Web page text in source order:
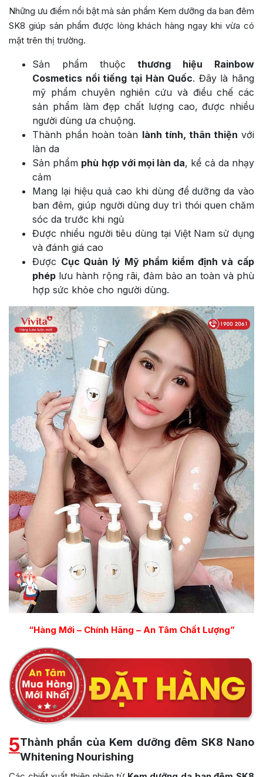
Những ưu điểm nổi bật mà sản phẩm Kem dưỡng da ban đêm
SK8 giúp sản phẩm được lòng khách hàng ngay khi vừa có
mặt trên thị trường.
Sản phẩm thuộcthương hiệu Rainbow
Cosmetics nổi tiếng tại Hàn Quốc. Đây là hãng
mỹ phẩm chuyên nghiên cứu và điều chế các
sản phẩm làm đẹp chất lượng cao, được nhiều
người dùng ưa chuộng.
Thành phần hoàn toàn lành tính, thân thiện với
làn da
Sản phẩm phù hợp với mọi làn da, kể cả da nhạy
cảm
Mang lại hiệu quả cao khi dùng để dưỡng da vào
ban đêm, giúp người dùng duy trì thói quen chăm
sóc da trước khi ngủ
Được nhiều người tiêu dùng tại Việt Nam sử dụng
và đánh giá cao
Được Cục Quản lý Mỹ phẩm kiểm định và cấp
phép lưu hành rộng rãi, đảm bảo an toàn và phù
hợp sức khỏe cho người dùng.
“Hàng Mới – Chính Hãng – An Tâm Chất Lượng”
5Thành phần của Kem dưỡng đêm SK8 Nano
Whitening Nourishing